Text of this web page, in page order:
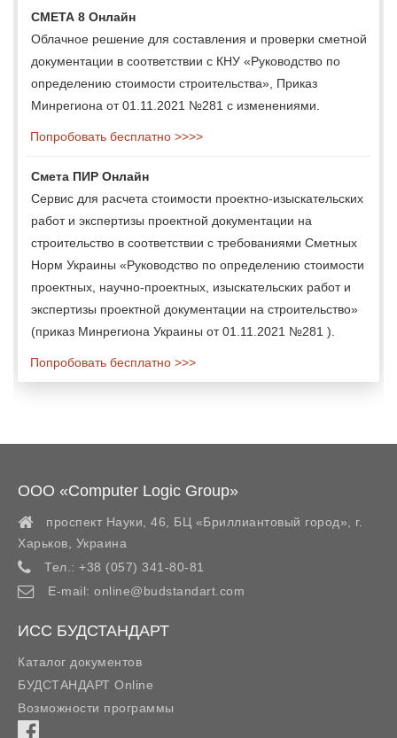
СМЕТА 8 Онлайн
Облачное решение для составления и проверки сметной
документации в соответствии с КНУ «Руководство по
определению стоимости строительства», Приказ
Минрегиона от 01.11.2021 №281 с изменениями.
Попробовать бесплатно >>>>
Смета ПИР Онлайн
Сервис для расчета стоимости проектно-изыскательских
работ и экспертизы проектной документации на
строительство в соответствии с требованиями Сметных
Норм Украины «Руководство по определению стоимости
проектных, научно-проектных, изыскательских работ и
экспертизы проектной документации на строительство»
(приказ Минрегиона Украины от 01.11.2021 №281 ).
Попробовать бесплатно >>>
ООО «Computer Logic Group»
проспект Науки, 46, БЦ «Бриллиантовый город»,
г.
Харьков
Украина
Тел.: +38 (057) 341-80-81
E-mail: online@budstandart.com
ИСС БУДСТАНДАРТ
Каталог документов
БУДСТАНДАРТ Online
Возможности программы